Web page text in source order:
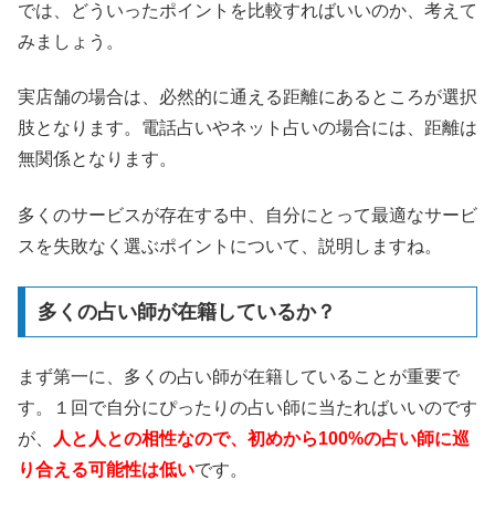
では、どういったポイントを比較すればいいのか、考えて
みましょう。
実店舗の場合は、必然的に通える距離にあるところが選択
肢となります。電話占いやネット占いの場合には、距離は
無関係となります。
多くのサービスが存在する中、自分にとって最適なサービ
スを失敗なく選ぶポイントについて、説明しますね。
多くの占い師が在籍しているか？
まず第一に、多くの占い師が在籍していることが重要で
す。１回で自分にぴったりの占い師に当たればいいのです
が、
人と人との相性なので、初めから100%の占い師に巡
り合える可能性は低いです。